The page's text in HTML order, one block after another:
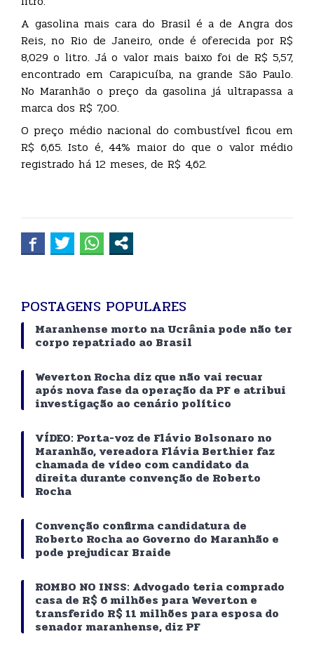
A gasolina mais cara do Brasil é a de Angra dos
Reis, no Rio de Janeiro, onde é oferecida por R$
8,029 o litro. Já o valor mais baixo foi de R$ 5,57,
encontrado em Carapicuíba, na grande São Paulo.
No Maranhão o preço da gasolina já ultrapassa a
marca dos R$ 7,00.
O preço médio nacional do combustível ficou em
R$ 6,65. Isto é, 44% maior do que o valor médio
registrado há 12 meses, de R$ 4,62.
POSTAGENS POPULARES
Maranhense morto na Ucrânia pode não ter
corpo repatriado ao Brasil
Weverton Rocha diz que não vai recuar
após nova fase da operação da PF e atribui
investigação ao cenário político
VÍDEO: Porta-voz de Flávio Bolsonaro no
Maranhão, vereadora Flávia Berthier faz
chamada de vídeo com candidato da
direita durante convenção de Roberto
Rocha
Convenção confirma candidatura de
Roberto Rocha ao Governo do Maranhão e
pode prejudicar Braide
ROMBO NO INSS: Advogado teria comprado
casa de R$ 6 milhões para Weverton e
transferido R$ 11 milhões para esposa do
senador maranhense, diz PF